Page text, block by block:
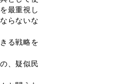
最重視し
らないな
る戦略を
、疑似民